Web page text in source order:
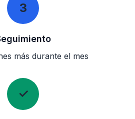
3
más durante el mes
✓